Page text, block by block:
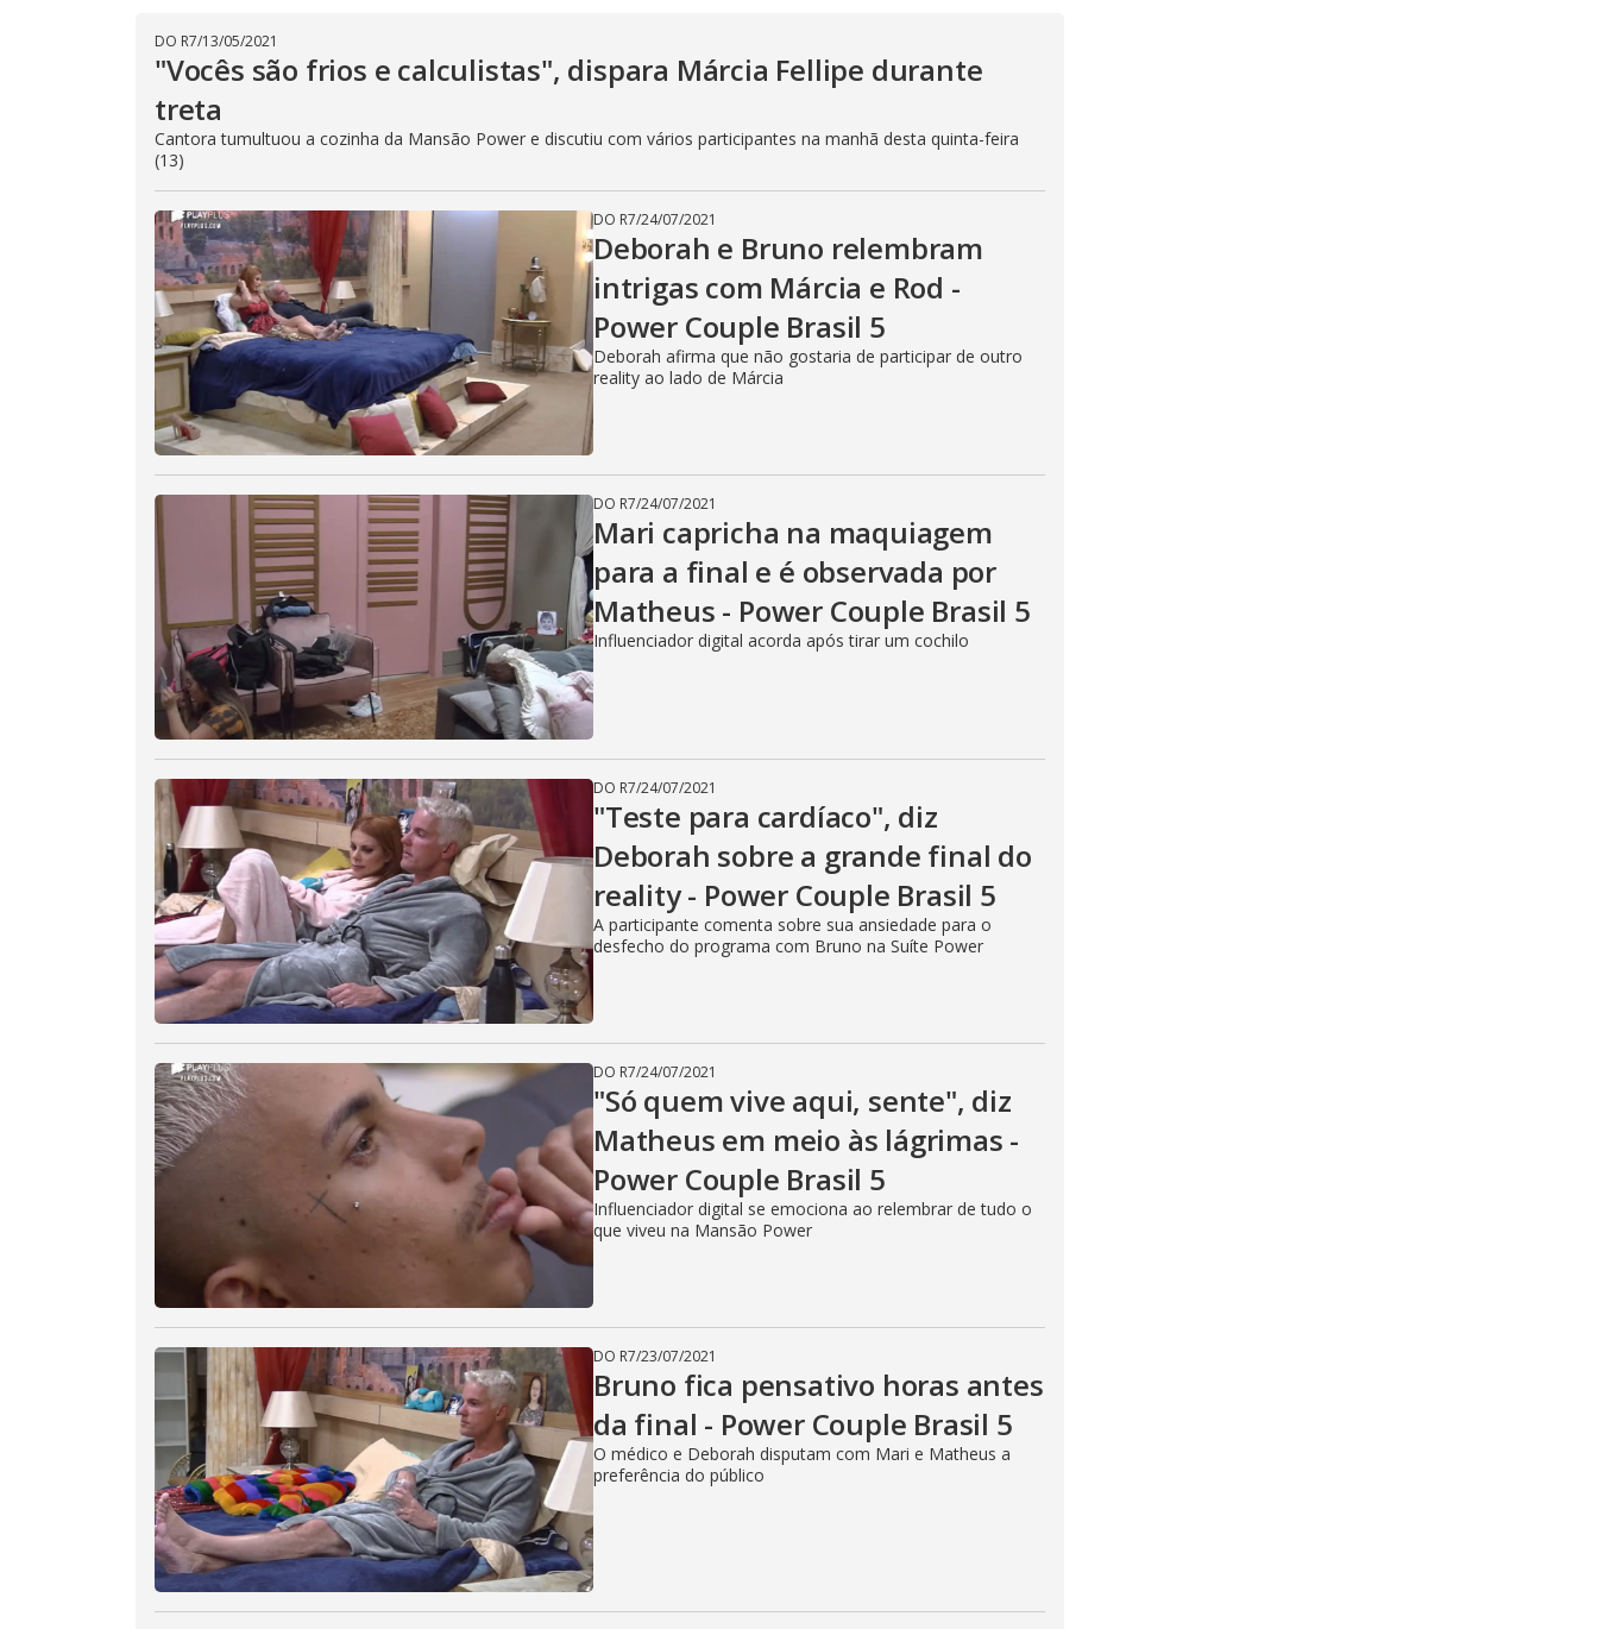
V
i
d
e
o
DO R7/13/05/2021
"Vocês são frios e calculistas", dispara Márcia Fellipe durante
treta
Cantora tumultuou a cozinha da Mansão Power e discutiu com vários participantes na manhã desta quinta-feira
(13)
DO R7/24/07/2021
Deborah e Bruno relembram
intrigas com Márcia e Rod -
Power Couple Brasil 5
Deborah afirma que não gostaria de participar de outro
reality ao lado de Márcia
DO R7/24/07/2021
Mari capricha na maquiagem
para a final e é observada por
Matheus - Power Couple Brasil 5
Influenciador digital acorda após tirar um cochilo
DO R7/24/07/2021
"Teste para cardíaco", diz
Deborah sobre a grande final do
reality - Power Couple Brasil 5
A participante comenta sobre sua ansiedade para o
desfecho do programa com Bruno na Suíte Power
DO R7/24/07/2021
"Só quem vive aqui, sente", diz
Matheus em meio às lágrimas -
Power Couple Brasil 5
Influenciador digital se emociona ao relembrar de tudo o
que viveu na Mansão Power
DO R7/23/07/2021
Bruno fica pensativo horas antes
da final - Power Couple Brasil 5
O médico e Deborah disputam com Mari e Matheus a
preferência do público